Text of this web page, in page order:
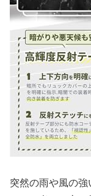
突然の雨や風の